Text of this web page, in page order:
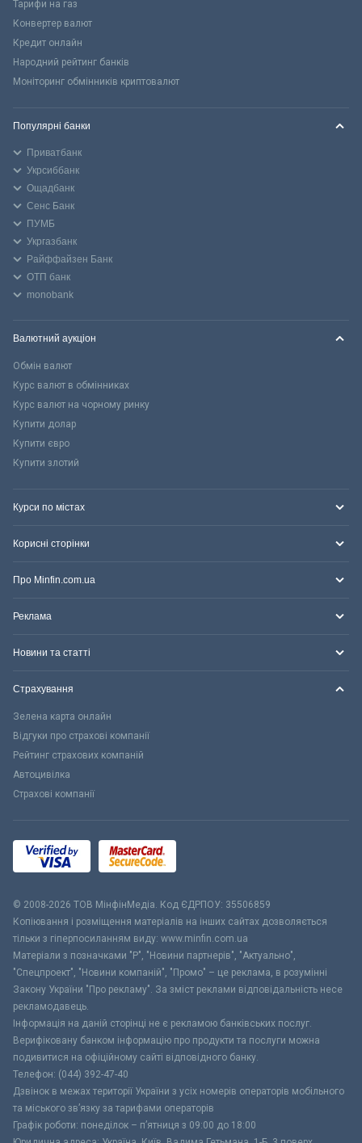
Тарифи на газ
Конвертер валют
Кредит онлайн
Народний рейтинг банків
Моніторинг обмінників криптовалют
Популярні банки
Приватбанк
Укрсиббанк
Ощадбанк
Сенс Банк
ПУМБ
Укргазбанк
Райффайзен Банк
ОТП банк
monobank
Валютний аукціон
Обмін валют
Курс валют в обмінниках
Курс валют на чорному ринку
Купити долар
Купити євро
Купити злотий
Курси по містах
Корисні сторінки
Про Minfin.com.ua
Реклама
Новини та статті
Страхування
Зелена карта онлайн
Відгуки про страхові компанії
Рейтинг страхових компаній
Автоцивілка
Страхові компанії
© 2008-2026 ТОВ МiнфiнМедiа. Код ЄДРПОУ: 35506859
Копіювання і розміщення матеріалів на інших сайтах дозволяється
тільки з гіперпосиланням виду: www.minfin.com.ua
Матеріали з позначками "Р", "Новини партнерів", "Актуально",
"Спецпроект", "Новини компаній", "Промо" – це реклама, в розумінні
Закону України "Про рекламу". За зміст реклами відповідальність несе
рекламодавець.
Інформація на даній сторінці не є рекламою банківських послуг.
Верифіковану банком інформацію про продукти та послуги можна
подивитися на офіційному сайті відповідного банку.
Телефон: (044) 392-47-40
Дзвінок в межах території України з усіх номерів операторів мобільного
та міського зв’язку за тарифами операторів
Графік роботи: понеділок – п’ятниця з 09:00 до 18:00